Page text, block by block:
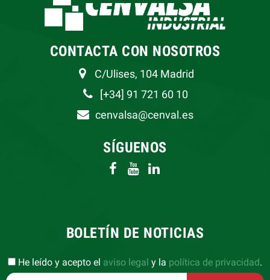
CONTACTA CON NOSOTROS
C/Ulises, 104 Madrid
[+34] 91 721 60 10
cenvalsa@cenval.es
SÍGUENOS
BOLETÍN DE NOTICIAS
He leído y acepto el aviso legal y la política de privacidad.